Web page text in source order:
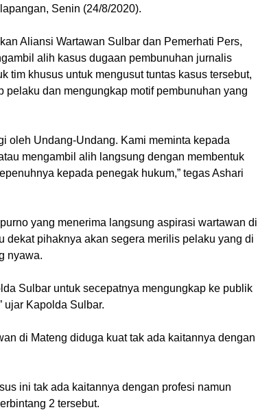
Senin (24/8/2020).
Aliansi Wartawan Sulbar dan Pemerhati Pers,
alih kasus dugaan pembunuhan jurnalis
tim khusus untuk mengusut tuntas kasus tersebut,
dan mengungkap motif pembunuhan yang
oleh Undang-Undang. Kami meminta kepada
mengambil alih langsung dengan membentuk
kepada penegak hukum,” tegas Ashari
yang menerima langsung aspirasi wartawan di
pihaknya akan segera merilis pelaku yang di
nyawa.
Sulbar untuk secepatnya mengungkap ke publik
ujar Kapolda Sulbar.
di Mateng diduga kuat tak ada kaitannya dengan
ini tak ada kaitannya dengan profesi namun
2 tersebut.